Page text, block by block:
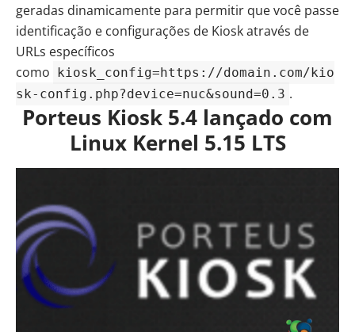
geradas dinamicamente para permitir que você passe
identificação e configurações de Kiosk através de
URLs específicos
como kiosk_config=https://domain.com/kio
sk-config.php?device=nuc&sound=0.3 .
Porteus Kiosk 5.4 lançado com
Linux Kernel 5.15 LTS